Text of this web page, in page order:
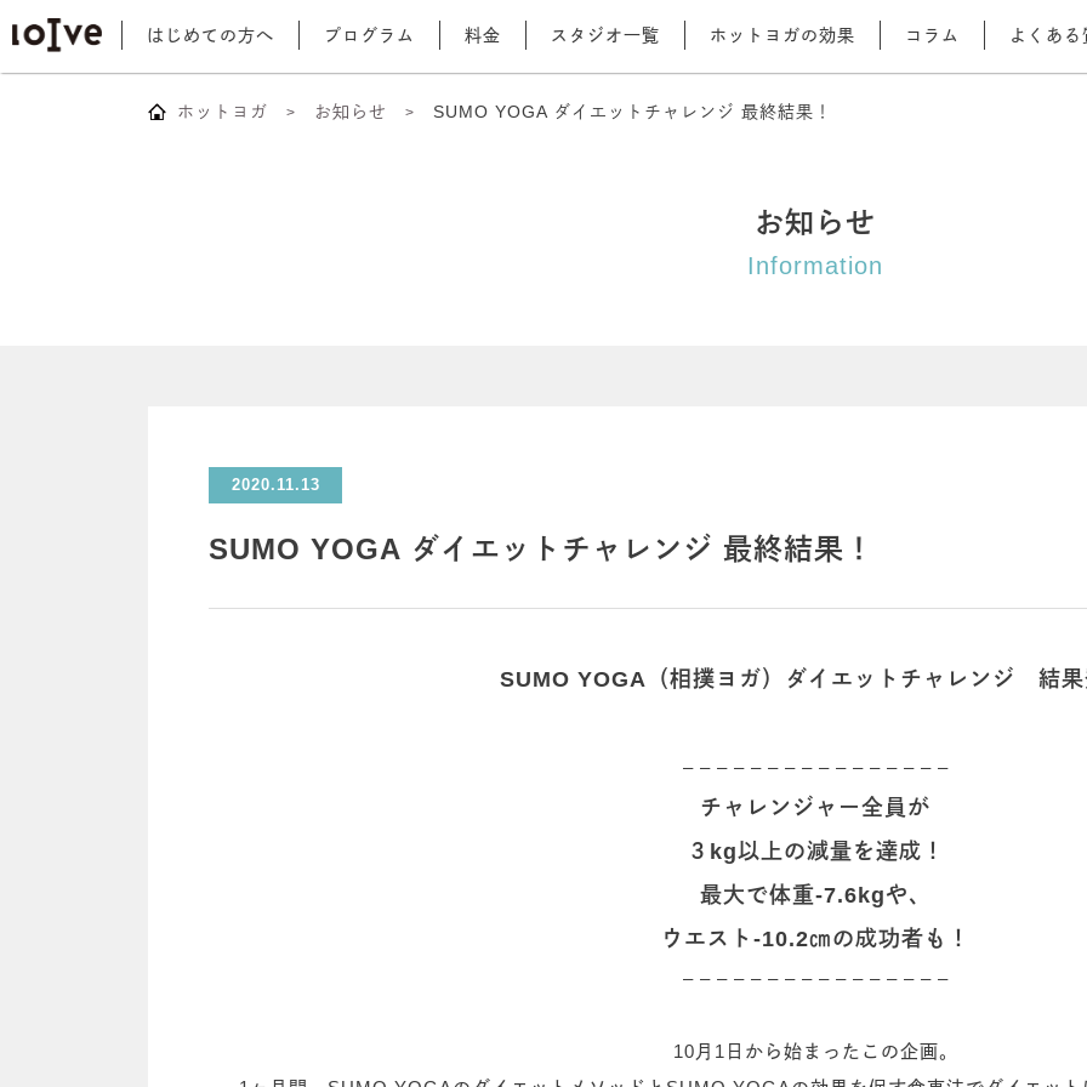
はじめての方へ プログラム 料金 スタジオ一覧 ホットヨガの効果 コラム よくある
ホットヨガ お知らせ SUMO YOGA ダイエットチャレンジ 最終結果！
お知らせ
Information
2020.11.13
SUMO YOGA ダイエットチャレンジ 最終結果！
SUMO YOGA（相撲ヨガ）ダイエットチャレンジ 結
– – – – – – – – – – – – – – – –
チャレンジャー全員が
３kg以上の減量を達成！
最大で体重-7.6kgや、
ウエスト -10.2㎝の成功者も！
– – – – – – – – – – – – – – – –
10月1日から始まったこの企画。